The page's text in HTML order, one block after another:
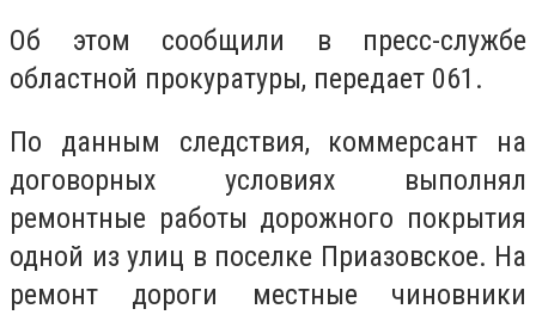
Об этом сообщили в пресс-службе
областной прокуратуры, передает 061.
По данным следствия, коммерсант на
договорных условиях выполнял
ремонтные работы дорожного покрытия
одной из улиц в поселке Приазовское. На
ремонт дороги местные чиновники